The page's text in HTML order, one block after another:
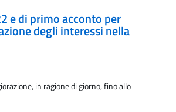
e di primo acconto per
degli interessi nella
in ragione di giorno, fino allo